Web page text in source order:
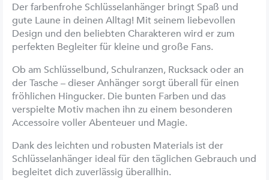
Der farbenfrohe Schlüsselanhänger bringt Spaß und
gute Laune in deinen Alltag! Mit seinem liebevollen
Design und den beliebten Charakteren wird er zum
perfekten Begleiter für kleine und große Fans.
Ob am Schlüsselbund, Schulranzen, Rucksack oder an
der Tasche – dieser Anhänger sorgt überall für einen
fröhlichen Hingucker. Die bunten Farben und das
verspielte Motiv machen ihn zu einem besonderen
Accessoire voller Abenteuer und Magie.
Dank des leichten und robusten Materials ist der
Schlüsselanhänger ideal für den täglichen Gebrauch und
begleitet dich zuverlässig überallhin.